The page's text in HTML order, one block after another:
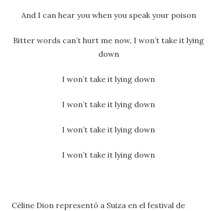
And I can hear you when you speak your poison
Bitter words can’t hurt me now, I won’t take it lying
down
I won’t take it lying down
I won’t take it lying down
I won’t take it lying down
I won’t take it lying down
Céline Dion representó a Suiza en el festival de